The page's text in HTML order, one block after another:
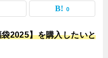
0
2025】を購入したいと